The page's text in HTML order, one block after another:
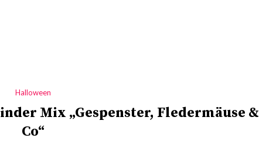
Halloween
Mix „Gespenster, Fledermäuse &
Co“